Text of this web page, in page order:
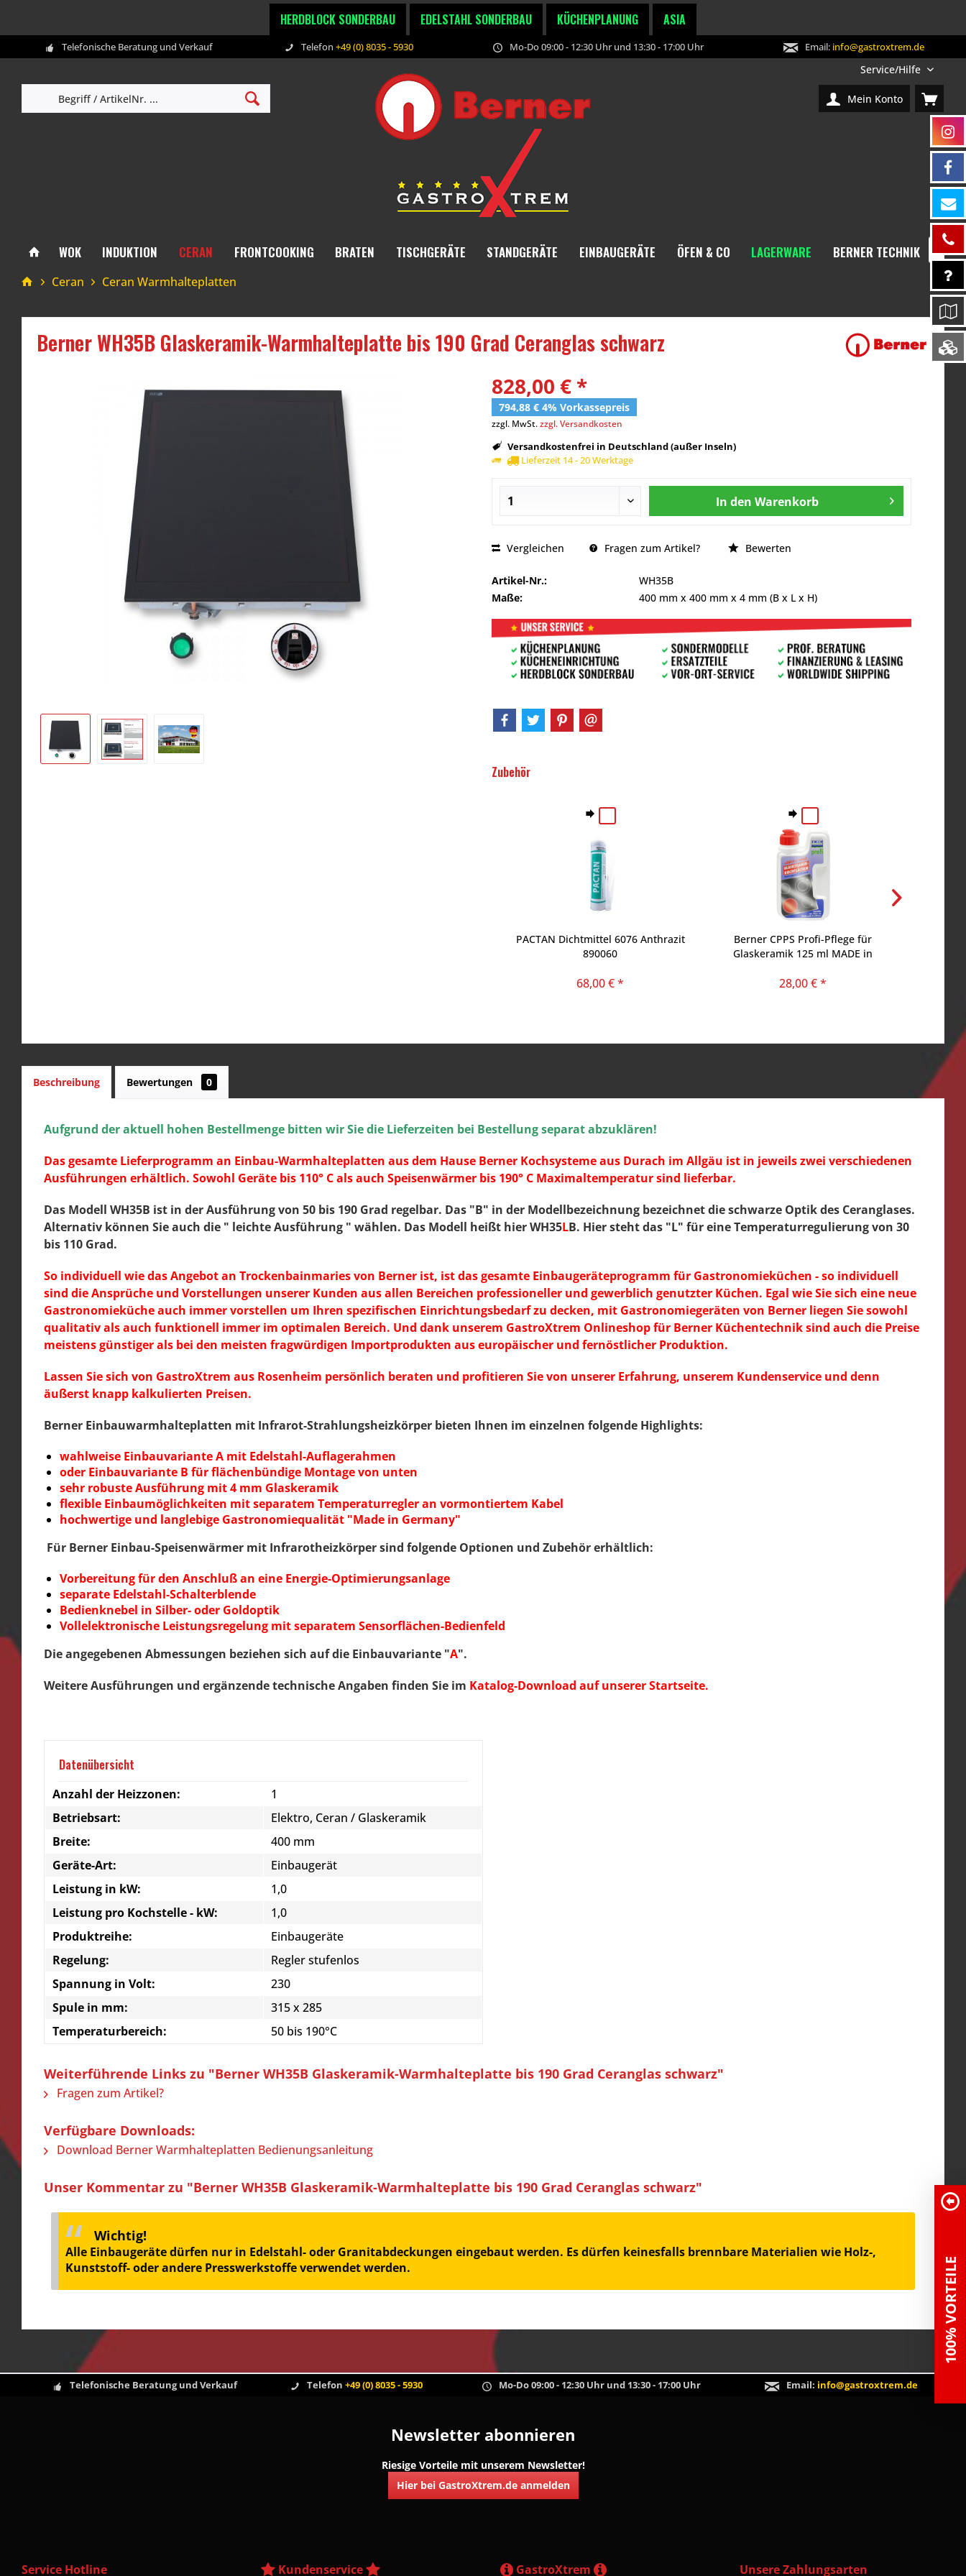
HERDBLOCK SONDERBAU EDELSTAHL SONDERBAU KÜCHENPLANUNG ASIA
Telefonische Beratung und Verkauf Telefon +49 (0) 8035 - 5930 Mo-Do 09:00 - 12:30 Uhr und 13:30 - 17:00 Uhr Email: info@gastroxtrem.de
Service/Hilfe
Mein Konto
WOK INDUKTION CERAN FRONTCOOKING BRATEN TISCHGERÄTE STANDGERÄTE EINBAUGERÄTE ÖFEN & CO LAGERWARE BERNER TECHNIK
Ceran Ceran Warmhalteplatten
Berner WH35B Glaskeramik-Warmhalteplatte bis 190 Grad Ceranglas schwarz
828,00 € *
794,88 € 4% Vorkassepreis
zzgl. MwSt.zzgl. Versandkosten
Versandkostenfrei in Deutschland (außer Inseln)
Lieferzeit 14 - 20 Werktage
In den Warenkorb
Vergleichen Fragen zum Artikel? Bewerten
Artikel-Nr.:
WH35B
Maße:
400 mm x400 mm x4 mm (B x L x H)
Zubehör
PACTAN Dichtmittel 6076 Anthrazit
890060
68,00 € *
Berner CPPS Profi-Pflege für
Glaskeramik 125 ml MADE in
28,00 € *
Beschreibung Bewertungen 0
Aufgrund der aktuell hohen Bestellmenge bitten wir Sie die Lieferzeiten bei Bestellung separat abzuklären!
Das gesamte Lieferprogramm an Einbau-Warmhalteplatten aus dem Hause Berner Kochsysteme aus Durach im Allgäu ist in jeweils zwei verschiedenen
Ausführungen erhältlich. Sowohl Geräte bis 110° C als auch Speisenwärmer bis 190° C Maximaltemperatur sind lieferbar.
Das Modell WH35B ist in der Ausführung von 50 bis 190 Grad regelbar. Das "B" in der Modellbezeichnung bezeichnet die schwarze Optik des Ceranglases.
Alternativ können Sie auch die " leichte Ausführung " wählen. Das Modell heißt hier WH35LB. Hier steht das "L" für eine Temperaturregulierung von 30
bis 110 Grad.
So individuell wie das Angebot an Trockenbainmaries von Berner ist, ist das gesamte Einbaugeräteprogramm für Gastronomieküchen - so individuell
sind die Ansprüche und Vorstellungen unserer Kunden aus allen Bereichen professioneller und gewerblich genutzter Küchen. Egal wie Sie sich eine neue
Gastronomieküche auch immer vorstellen um Ihren spezifischen Einrichtungsbedarf zu decken, mit Gastronomiegeräten von Berner liegen Sie sowohl
qualitativ als auch funktionell immer im optimalen Bereich. Und dank unserem GastroXtrem Onlineshop für Berner Küchentechnik sind auch die Preise
meistens günstiger als bei den meisten fragwürdigen Importprodukten aus europäischer und fernöstlicher Produktion.
Lassen Sie sich von GastroXtrem aus Rosenheim persönlich beraten und profitieren Sie von unserer Erfahrung, unserem Kundenservice und denn
äußerst knapp kalkulierten Preisen.
Berner Einbauwarmhalteplatten mit Infrarot-Strahlungsheizkörper bieten Ihnen im einzelnen folgende Highlights:
wahlweise Einbauvariante A mit Edelstahl-Auflagerahmen
oder Einbauvariante B für flächenbündige Montage von unten
sehr robuste Ausführung mit 4 mm Glaskeramik
flexible Einbaumöglichkeiten mit separatem Temperaturregler an vormontiertem Kabel
hochwertige und langlebige Gastronomiequalität "Made in Germany"
Für Berner Einbau-Speisenwärmer mit Infrarotheizkörper sind folgende Optionen und Zubehör erhältlich:
Vorbereitung für den Anschluß an eine Energie-Optimierungsanlage
separate Edelstahl-Schalterblende
Bedienknebel in Silber- oder Goldoptik
Vollelektronische Leistungsregelung mit separatem Sensorflächen-Bedienfeld
Die angegebenen Abmessungen beziehen sich auf die Einbauvariante "A".
Weitere Ausführungen und ergänzende technische Angaben finden Sie im Katalog-Download auf unserer Startseite.
Datenübersicht
Anzahl der Heizzonen:
1
Betriebsart:
Elektro, Ceran / Glaskeramik
Breite:
400 mm
Geräte-Art:
Einbaugerät
Leistung in kW:
1,0
Leistung pro Kochstelle - kW:
1,0
Produktreihe:
Einbaugeräte
Regelung:
Regler stufenlos
Spannung in Volt:
230
Spule in mm:
315 x 285
Temperaturbereich:
50 bis 190°C
Weiterführende Links zu "Berner WH35B Glaskeramik-Warmhalteplatte bis 190 Grad Ceranglas schwarz"
Fragen zum Artikel?
Verfügbare Downloads:
Download Berner Warmhalteplatten Bedienungsanleitung
Unser Kommentar zu "Berner WH35B Glaskeramik-Warmhalteplatte bis 190 Grad Ceranglas schwarz"
Wichtig!
Alle Einbaugeräte dürfen nur in Edelstahl- oder Granitabdeckungen eingebaut werden. Es dürfen keinesfalls brennbare Materialien wie Holz-,
Kunststoff- oder andere Presswerkstoffe verwendet werden.
Telefonische Beratung und Verkauf Telefon +49 (0) 8035 - 5930 Mo-Do 09:00 - 12:30 Uhr und 13:30 - 17:00 Uhr Email: info@gastroxtrem.de
Newsletter abonnieren
Riesige Vorteile mit unserem Newsletter!
Hier bei GastroXtrem.de anmelden
Service Hotline Kundenservice GastroXtrem Unsere Zahlungsarten
100% VORTEILE